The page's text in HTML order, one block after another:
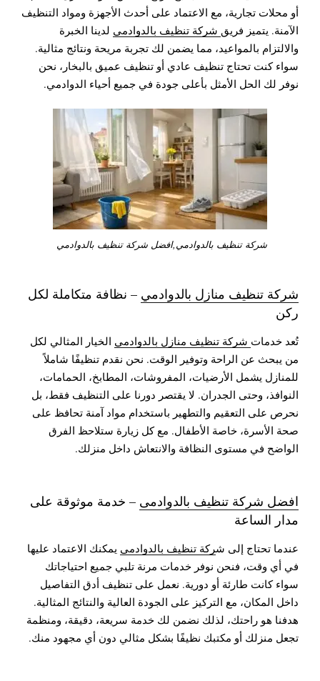
أو محلات تجارية، مع الاعتماد على أحدث الأجهزة ومواد التنظيف
الآمنة. يتميز فريق شركة تنظيف بالدوادمي لدينا الخبرة
والالتزام بالمواعيد، مما يضمن لك تجربة مريحة ونتائج مثالية.
سواء كنت تحتاج تنظيف عادي أو تنظيف عميق بالبخار، نحن
نوفر لك الحل الأمثل بأعلى جودة في جميع أحياء الدوادمي.
شركة تنظيف بالدوادمي,افضل شركة تنظيف بالدوادمي
شركة تنظيف منازل بالدوادمي – نظافة متكاملة لكل
ركن
تُعد خدمات شركة تنظيف منازل بالدوادمي الخيار المثالي لكل
من يبحث عن الراحة وتوفير الوقت. نحن نقدم تنظيفًا شاملاً
للمنازل يشمل الأرضيات، المفروشات، المطابخ، الحمامات،
النوافذ، وحتى الجدران. لا يقتصر دورنا على التنظيف فقط، بل
نحرص على التعقيم والتطهير باستخدام مواد آمنة تحافظ على
صحة الأسرة، خاصة الأطفال. مع كل زيارة ستلاحظ الفرق
الواضح في مستوى النظافة والانتعاش داخل منزلك.
افضل شركة تنظيف بالدوادمى – خدمة موثوقة على
مدار الساعة
عندما تحتاج إلى شركة تنظيف بالدوادمى يمكنك الاعتماد عليها
في أي وقت، فنحن نوفر خدمات مرنة تلبي جميع احتياجاتك
سواء كانت طارئة أو دورية. نعمل على تنظيف أدق التفاصيل
داخل المكان، مع التركيز على الجودة العالية والنتائج المثالية.
هدفنا هو راحتك، لذلك نضمن لك خدمة سريعة، دقيقة، ومنظمة
تجعل منزلك أو مكتبك نظيفًا بشكل مثالي دون أي مجهود منك.